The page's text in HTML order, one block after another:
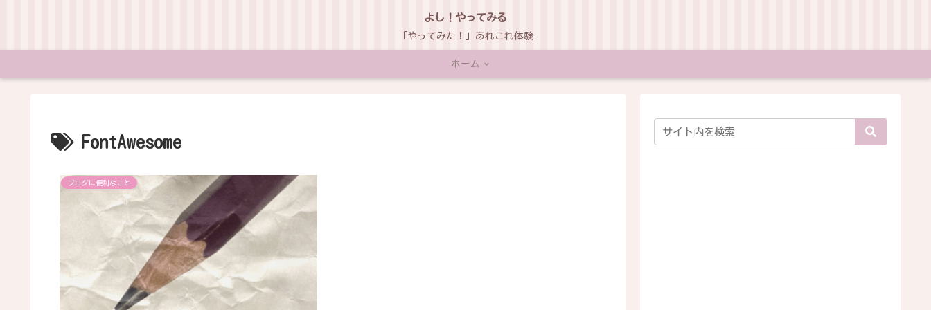
よし！やってみる
「やってみた！」あれこれ体験
ホーム
FontAwesome
ブログに便利なこと